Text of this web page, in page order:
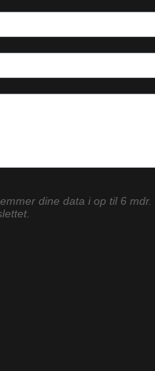
dine data i op til 6 mdr.